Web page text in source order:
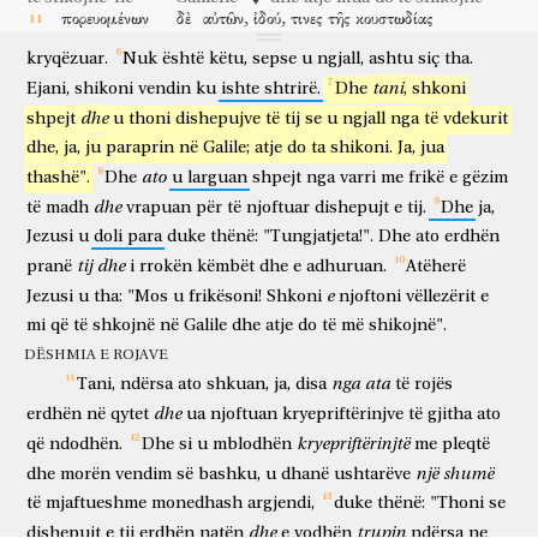
πορευομένων δὲ αὐτῶν, ἰδού, τινες τῆς κουστωδίας
ἐλθόντες
duke ardhur
εἰς
në
τὴν πόλιν,
qytetin
ἀπήγγειλαν
njoftuan
τοῖς ἀρχιερεῦσιν
kryepriftërinjve
ἅπαντα
të gjitha
τὰ
ato
γενόμενα.
që ndodhën
καὶ
dhe
συναχθέντες
kur u mblodhën
μετὰ
me
τῶν
πρεσβυτέρων
pleqtë
συμβούλιόν
bashkëvendim
τε
dhe
λαβόντες,
duke marrë
ἀργύρια
monedha argjendi
ἱκανὰ
të mjaftueshme
ἔδωκαν
dhanë
τοῖς στρατιώταις
ushtarëve
λέγοντες,
duke thënë
εἴπατε
thoni
ὅτι,
se
dishepujt
αὐτοῦ
e tij
νυκτὸς
natës
ἐλθόντες
duke ardhur
ἔκλεψαν
vodhën
αὐτὸν,
atë
ἡμῶν
ne
κοιμωμένων.
ndërsa flemë
καὶ ἐὰν ἀκουσθῇ
të dëgjohet
τοῦτο ἐπὶ τοῦ ἡγεμόνος,
qeveritarit
ἡμεῖς
ne
πείσομεν
do të bindim
καὶ
dhe
ὑμᾶς
ju
ἀμερίμνους
të pashqetësuar
ποιήσομεν.
do të bëjmë
οἱ
δὲ λαβόντες
duke marrë
dhe
διεφημίσθη
u përhap
ὁ λόγος
fjala
οὗτος
kjo
παρὰ
ndër
Ἰουδαίοις
judenj
μέχρι
deri
τῆς σήμερον
të sotmen
ἡμέρας.
ditë
οἱ δὲ ἕνδεκα μαθηταὶ ἐπορεύθησαν
shkuan
εἰς τὴν
Γαλιλαίαν,
Galilenë
εἰς
në
τὸ ὄρος
malin
οὗ
ku
ἐτάξατο
përcaktoi
αὐτοῖς
atyre
ὁ Ἰησοῦς.
Jezusi
frikësoni!
Sepse kërkoni Jezusin, atë
ishte
kryqëzuar.
Nuk është këtu, sepse u ngjall, ashtu siç tha.
Ejani, shikoni vendin ku ishte shtrirë. Dhe tani, shkoni
shpejt dhe u thoni dishepujve të tij se u ngjall nga të vdekurit
dhe, ja, ju paraprin në Galile; atje do ta shikoni. Ja, jua
thashë".
Dhe ato u larguan shpejt nga varri me frikë e gëzim
të madh dhe vrapuan për të njoftuar dishepujt e tij. Dhe ja,
Jezusi u doli para duke thënë: "Tungjatjeta!". Dhe ato erdhën
pranë tij dhe i rrokën këmbët dhe e adhuruan.
Atëherë
Jezusi u tha: "Mos u frikësoni! Shkoni e njoftoni vëllezërit e
mi që të shkojnë në Galile dhe atje do të më shikojnë".
DËSHMIA E ROJAVE
Tani, ndërsa ato shkuan, ja, disa nga ata të rojës
erdhën në qytet dhe ua njoftuan kryepriftërinjve të gjitha ato
që ndodhën. Dhe si u mblodhën kryepriftërinjtë me pleqtë
dhe morën vendim së bashku, u dhanë ushtarëve një shumë
të mjaftueshme monedhash argjendi, duke thënë: "Thoni se
dishepujt e tij erdhën natën dhe e vodhën trupin ndërsa ne